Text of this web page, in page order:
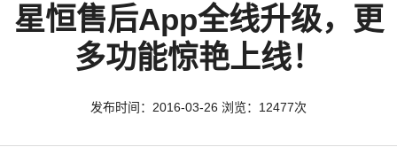
星恒售后App全线升级，更
多功能惊艳上线！
发布时间：2016-03-26 浏览：12477次